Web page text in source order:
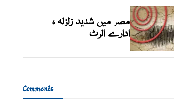
مصر میں شدید زلزلہ ،
ادارے الرٹ
Comments